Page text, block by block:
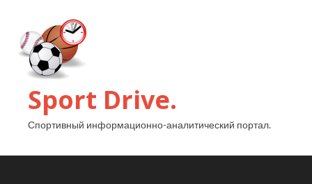
Sport Drive.
Спортивный информационно-аналитический портал.